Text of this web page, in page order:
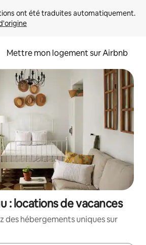
Mettre mon logement sur Airbnb
: locations de vacances
des hébergements uniques sur